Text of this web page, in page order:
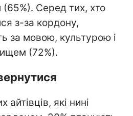
(65%). Серед тих, хто
з-за кордону,
за мовою, культурою і
(72%).
айтівців, які нині